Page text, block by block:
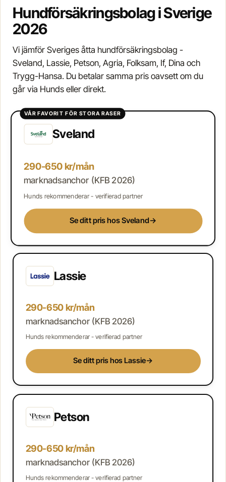
Hundförsäkringsbolag i Sverige
2026
Vi jämför Sveriges åtta hundförsäkringsbolag -
Sveland, Lassie, Petson, Agria, Folksam, If, Dina och
Trygg-Hansa. Du betalar samma pris oavsett om du
går via Hunds eller direkt.
VÅR FAVORIT FÖR STORA RASER
Sveland
290-650 kr/mån
marknadsanchor (KFB 2026)
Hunds rekommenderar - verifierad partner
Se ditt pris hos Sveland→
Lassie
290-650 kr/mån
marknadsanchor (KFB 2026)
Hunds rekommenderar - verifierad partner
Se ditt pris hos Lassie→
Petson
290-650 kr/mån
marknadsanchor (KFB 2026)
Hunds rekommenderar - verifierad partner